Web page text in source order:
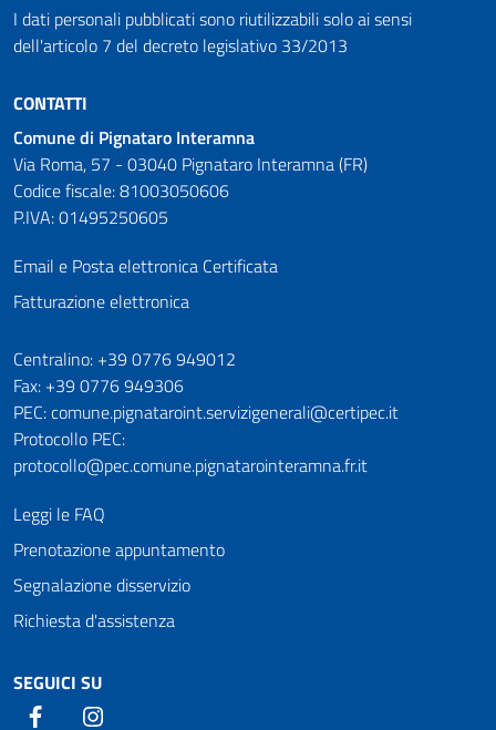
I dati personali pubblicati sono riutilizzabili solo ai sensi
dell'articolo 7 del decreto legislativo 33/2013
CONTATTI
Comune di Pignataro Interamna
Via Roma, 57 - 03040 Pignataro Interamna (FR)
Codice fiscale: 81003050606
P.IVA: 01495250605
Email e Posta elettronica Certificata
Fatturazione elettronica
Numeri utili
Centralino: +39 0776 949012
Fax: +39 0776 949306
PEC: comune.pignataroint.servizigenerali@certipec.it
Protocollo PEC:
protocollo@pec.comune.pignatarointeramna.fr.it
Leggi le FAQ
Prenotazione appuntamento
Segnalazione disservizio
Richiesta d'assistenza
SEGUICI SU
Facebook